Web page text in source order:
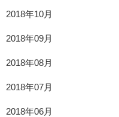
2018年10月
2018年09月
2018年08月
2018年07月
2018年06月